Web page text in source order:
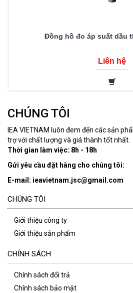
Đồng hồ đo áp suất dầu
Liên hệ
CHÚNG TÔI
IEA VIETNAM luôn đem đến các sản
trợ với chất lượng và giá thành tốt nhất.
Thời gian làm việc: 8h - 18h
Gửi yêu cầu đặt hàng cho chúng tôi:
E-mail: ieavietnam.jsc@gmail.com
CHÚNG TÔI
Giới thiệu công ty
Giới thiệu sản phẩm
CHÍNH SÁCH
Chính sách đổi trả
Chính sách bảo mật